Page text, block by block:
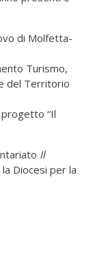
di Molfetta-
Turismo,
del Territorio
“Il
Il
Diocesi per la